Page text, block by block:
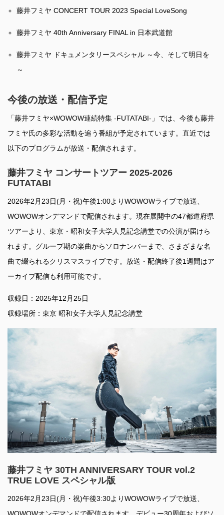
藤井フミヤ CONCERT TOUR 2023 Special LoveSong
藤井フミヤ 40th Anniversary FINAL in 日本武道館
藤井フミヤ ドキュメンタリースペシャル ～今、そして明日を
～
今後の放送・配信予定
「藤井フミヤ×WOWOW連続特集 -FUTATABI-」では、今後も藤井
フミヤ氏の多彩な活動を追う番組が予定されています。直近では
以下のプログラムが放送・配信されます。
藤井フミヤ コンサートツアー 2025-2026
FUTATABI
2026年2月23日(月・祝)午後1:00よりWOWOWライブで放送、
WOWOWオンデマンドで配信されます。現在展開中の47都道府県
ツアーより、東京・昭和女子大学人見記念講堂での公演が届けら
れます。グループ期の楽曲からソロナンバーまで、さまざまな名
曲で綴られるクリスマスライブです。放送・配信終了後1週間はア
ーカイブ配信も利用可能です。
収録日：2025年12月25日
収録場所：東京 昭和女子大学人見記念講堂
藤井フミヤ 30TH ANNIVERSARY TOUR vol.2
TRUE LOVE スペシャル版
2026年2月23日(月・祝)午後3:30よりWOWOWライブで放送、